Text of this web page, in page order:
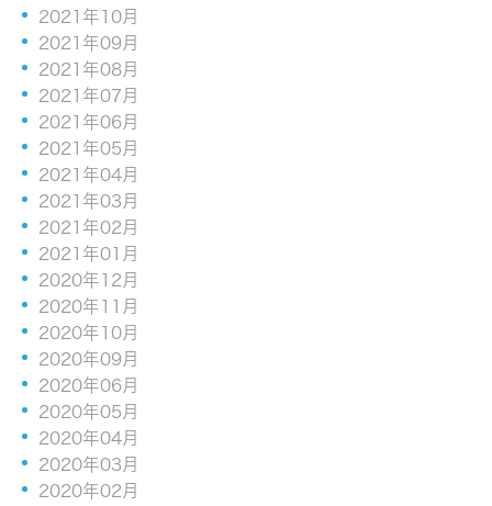
2021年10月
2021年09月
2021年08月
2021年07月
2021年06月
2021年05月
2021年04月
2021年03月
2021年02月
2021年01月
2020年12月
2020年11月
2020年10月
2020年09月
2020年06月
2020年05月
2020年04月
2020年03月
2020年02月